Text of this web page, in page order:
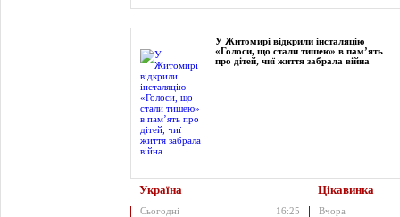
У Житомирі відкрили інсталяцію
«Голоси, що стали тишею» в пам’ять
про дітей, чиї життя забрала війна
Україна Цікавинка
Сьогодні
16:25
Вчора